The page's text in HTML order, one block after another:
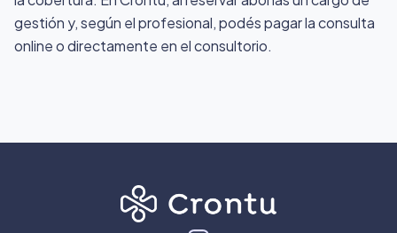
gestión y, según el profesional, podés pagar la consulta
online o directamente en el consultorio.